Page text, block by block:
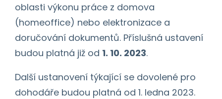
oblasti výkonu práce z domova
(homeoffice) nebo elektronizace a
doručování dokumentů. Příslušná ustavení
budou platná již od 1. 10. 2023.
Další ustanovení týkající se dovolené pro
dohodáře budou platná od 1. ledna 2023.